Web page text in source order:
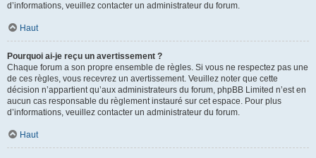
d’informations, veuillez contacter un administrateur du forum.
Haut
Pourquoi ai-je reçu un avertissement ?
Chaque forum a son propre ensemble de règles. Si vous ne respectez pas une
de ces règles, vous recevrez un avertissement. Veuillez noter que cette
décision n’appartient qu’aux administrateurs du forum, phpBB Limited n’est en
aucun cas responsable du règlement instauré sur cet espace. Pour plus
d’informations, veuillez contacter un administrateur du forum.
Haut